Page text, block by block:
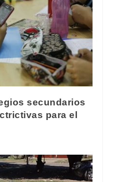
secundarios
para el